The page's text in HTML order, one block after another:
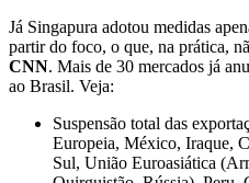
Já Singapura adotou medidas
partir do foco, o que, na prática,
CNN. Mais de 30 mercados já
ao Brasil. Veja:
Suspensão total das
Europeia, México, Iraque,
Sul, União Euroasiática